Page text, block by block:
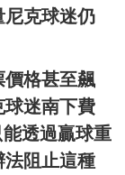
尼克球迷仍
價格甚至飆
球迷南下費
透過贏球重
法阻止這種